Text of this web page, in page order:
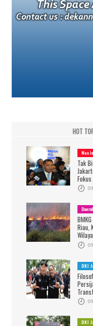
Tarif Transjakarta Diminta
Digratiskan Imbas Kemacetan
HOT
Tak
Riau,
DKI
DKI